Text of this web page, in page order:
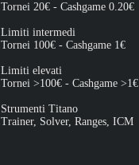
Tornei 20€ - Cashgame 0.20€
Limiti intermedi
Tornei 100€ - Cashgame 1€
Limiti elevati
Tornei >100€ - Cashgame >1€
Strumenti Titano
Trainer, Solver, Ranges, ICM